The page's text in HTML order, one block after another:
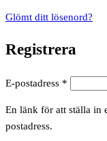
Glömt ditt lösenord?
Registrera
E-postadress *
En länk för att ställa in
postadress.